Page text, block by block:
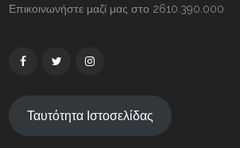
Επικοινωνήστε μαζί μας στο 2610.390.000
Ταυτότητα Ιστοσελίδας